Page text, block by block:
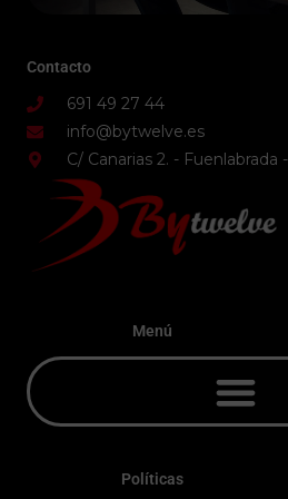
Contacto
691 49 27 44
info@bytwelve.es
C/ Canarias 2. - Fuenlabrada
Menú
Políticas